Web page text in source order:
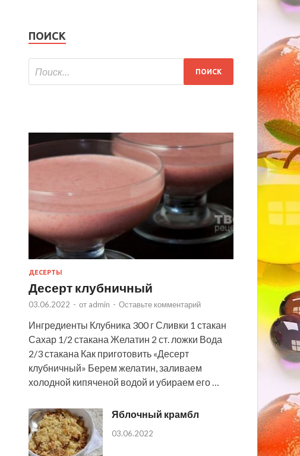
ПОИСК
ДЕСЕРТЫ
Десерт клубничный
03.06.2022 - от admin - Оставьте комментарий
Ингредиенты Клубника 300 г Сливки 1 стакан
Сахар 1/2 стакана Желатин 2 ст. ложки Вода
2/3 стакана Как приготовить «Десерт
клубничный» Берем желатин, заливаем
холодной кипяченой водой и убираем его …
Яблочный крамбл
03.06.2022